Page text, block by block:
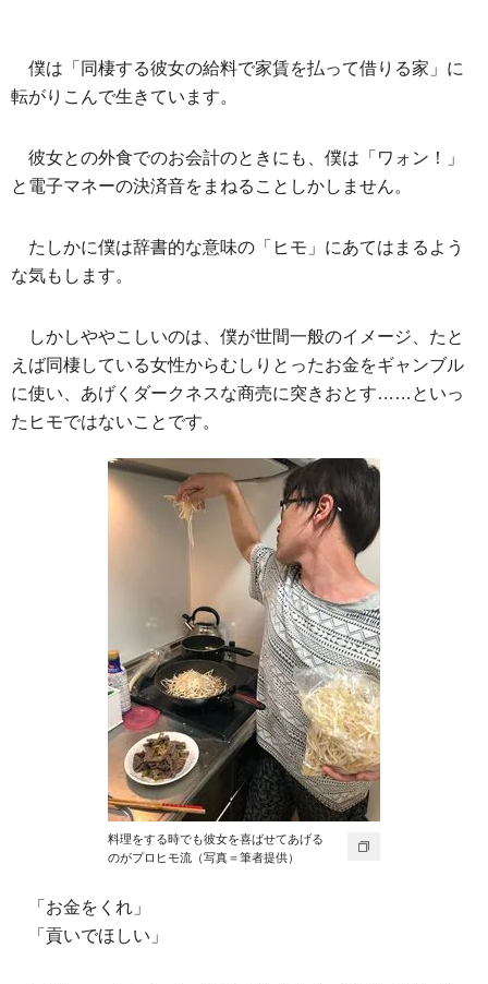
僕は「同棲する彼女の給料で家賃を払って借りる家」に
転がりこんで生きています。
彼女との外食でのお会計のときにも、僕は「ワォン！」
と電子マネーの決済音をまねることしかしません。
たしかに僕は辞書的な意味の「ヒモ」にあてはまるよう
な気もします。
しかしややこしいのは、僕が世間一般のイメージ、たと
えば同棲している女性からむしりとったお金をギャンブル
に使い、あげくダークネスな商売に突きおとす……といっ
たヒモではないことです。
料理をする時でも彼女を喜ばせてあげる
のがプロヒモ流（写真＝筆者提供）
「お金をくれ」
「貢いでほしい」